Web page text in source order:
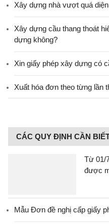
Xây dựng nhà vượt quá
Xây dựng cầu thang thoát
dựng không?
Xin giấy phép xây dựng có
Xuất hóa đơn theo từng lần
CÁC QUY ĐỊNH CẦN
Từ 01/
được
Mẫu Đơn đề nghị cấp giấy